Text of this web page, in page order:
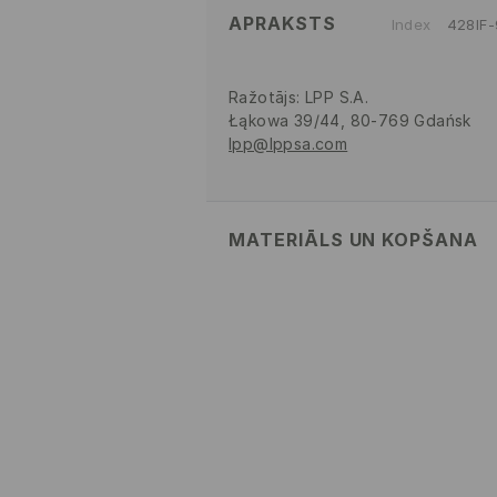
APRAKSTS Index
Ražotājs: LPP S.A.
Łąkowa 39/44, 80-769 Gdańsk
lpp@lppsa.com
MATERIĀLS UN KOPŠANA